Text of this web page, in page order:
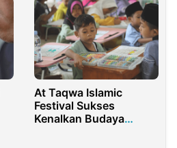
At Taqwa Islamic
Festival Sukses
Kenalkan Budaya